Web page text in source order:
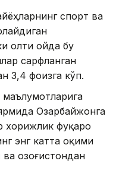
спорт ва
олти ойда бу
сарфланган
3,4 фоизга кўп.
Озарбайжонга
хорижлик фуқаро
энг катта оқими
Қозоғистондан